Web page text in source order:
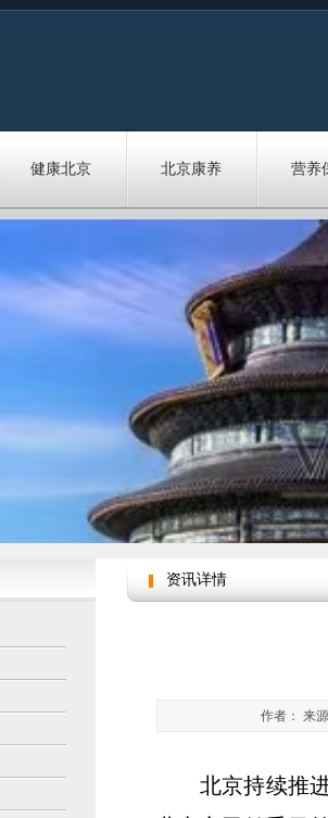
健康北京 北京康养 营养
资讯详情
作者： 来
北京持续推